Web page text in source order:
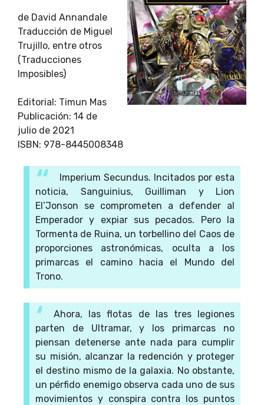
de David Annandale
Traducción de Miguel
Trujillo, entre otros
(Traducciones
Imposibles)
Editorial: Timun Mas
Publicación: 14 de
julio de 2021
ISBN: 978-8445008348
Imperium Secundus. Incitados por esta
noticia, Sanguinius, Guilliman y Lion
El’Jonson se comprometen a defender al
Emperador y expiar sus pecados. Pero la
Tormenta de Ruina, un torbellino del Caos de
proporciones astronómicas, oculta a los
primarcas el camino hacia el Mundo del
Trono.
Ahora, las flotas de las tres legiones
parten de Ultramar, y los primarcas no
piensan detenerse ante nada para cumplir
su misión, alcanzar la redención y proteger
el destino mismo de la galaxia. No obstante,
un pérfido enemigo observa cada uno de sus
movimientos y conspira contra los puntos